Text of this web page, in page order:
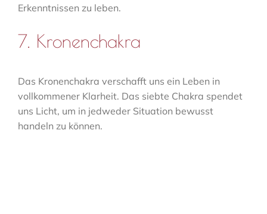
Erkenntnissen zu leben.
7. Kronenchakra
Das Kronenchakra verschafft uns ein Leben in
vollkommener Klarheit. Das siebte Chakra spendet
uns Licht, um in jedweder Situation bewusst
handeln zu können.